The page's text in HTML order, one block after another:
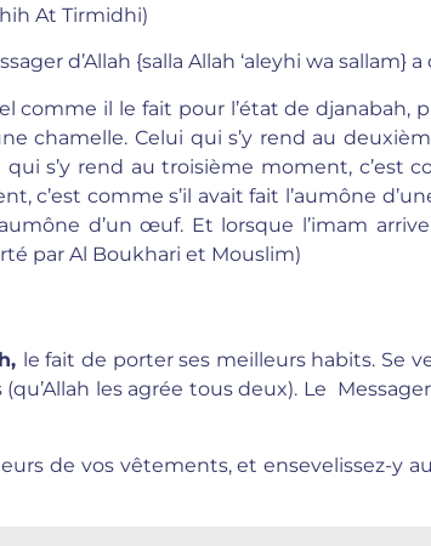
At Tirmidhi)
d’Allah {salla Allah ‘aleyhi wa sallam} a
comme il le fait pour l’état de djanabah,
chamelle. Celui qui s’y rend au
s’y rend au troisième moment, c’est
c’est comme s’il avait fait l’aumône
d’un œuf. Et lorsque l’imam
par Al Boukhari et Mouslim)
le fait de porter ses meilleurs habits. Se
les agrée tous deux). Le Messager
de vos vêtements, et ensevelissez-y